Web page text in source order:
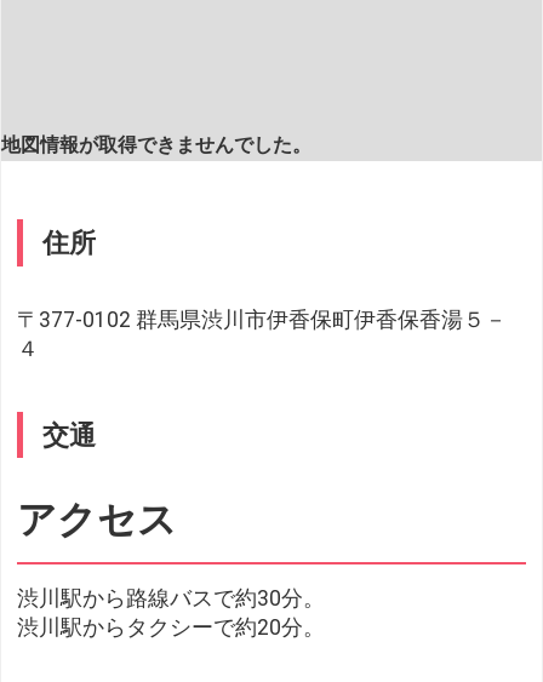
地図情報が取得できませんでした。
住所
〒377-0102 群馬県渋川市伊香保町伊香保香湯５－
４
交通
アクセス
渋川駅から路線バスで約30分。
渋川駅からタクシーで約20分。